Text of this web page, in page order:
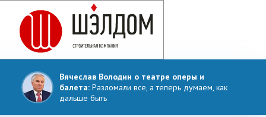
Вячеслав Володин о театре оперы и
балета: Разломали все, а теперь думаем, как
дальше быть